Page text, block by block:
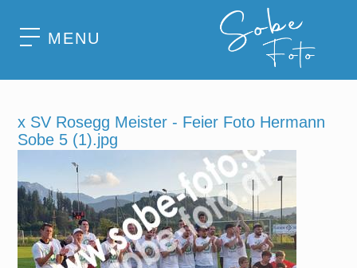
MENU
x SV Rosegg Meister - Feier Foto Hermann
Sobe 5 (1).jpg